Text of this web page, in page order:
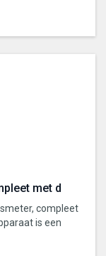
met d
compleet
is een